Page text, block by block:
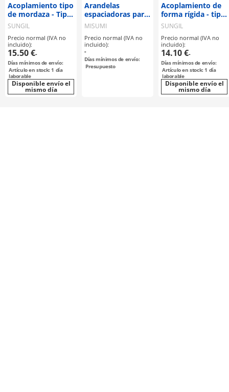
Acoplamiento tipo
de mordaza - Tipo
de prisionero [SJC-
14-GR]
SUNGIL
Precio normal (IVA no
incluido):
15.50 €-
Días mínimos de envío:
Artículo en stock: 1 día
laborable
Disponible envío el
mismo día
Arandelas
espaciadoras para
tornillos
prisioneros
MISUMI
Precio normal (IVA no
incluido):
-
Días mínimos de envío:
Presupuesto
Acoplamiento de
forma rígida - tipo
de sujeción -
SUNGIL
Precio normal (IVA no
incluido):
14.10 €-
Días mínimos de envío:
Artículo en stock: 1 día
laborable
Disponible envío el
mismo día